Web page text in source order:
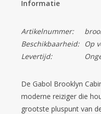
Informatie
Artikelnummer:
Beschikbaarheid:
Op
Levertijd:
De Gabol Brooklyn
moderne reiziger die
grootste pluspunt van